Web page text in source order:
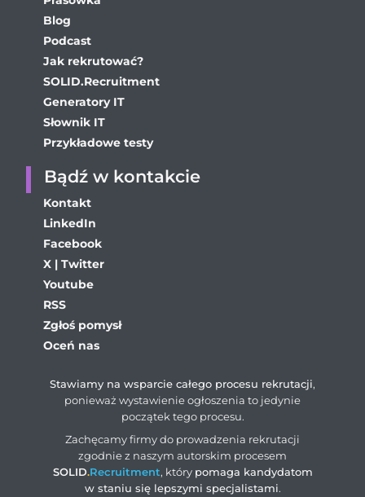
Blog
Podcast
Jak rekrutować?
SOLID.Recruitment
Generatory IT
Słownik IT
Przykładowe testy
Bądź w kontakcie
Kontakt
LinkedIn
Facebook
X | Twitter
Youtube
RSS
Zgłoś pomysł
Oceń nas
Stawiamy na wsparcie całego procesu rekrutacji,
ponieważ wystawienie ogłoszenia to jedynie
początek tego procesu.
Zachęcamy firmy do prowadzenia rekrutacji
zgodnie z naszym autorskim procesem
SOLID.Recruitment, który pomaga kandydatom
w staniu się lepszymi specjalistami.